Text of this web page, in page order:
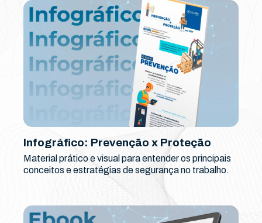
Infográfico: Prevenção x Proteção
Material prático e visual para entender os principais
conceitos e estratégias de segurança no trabalho.